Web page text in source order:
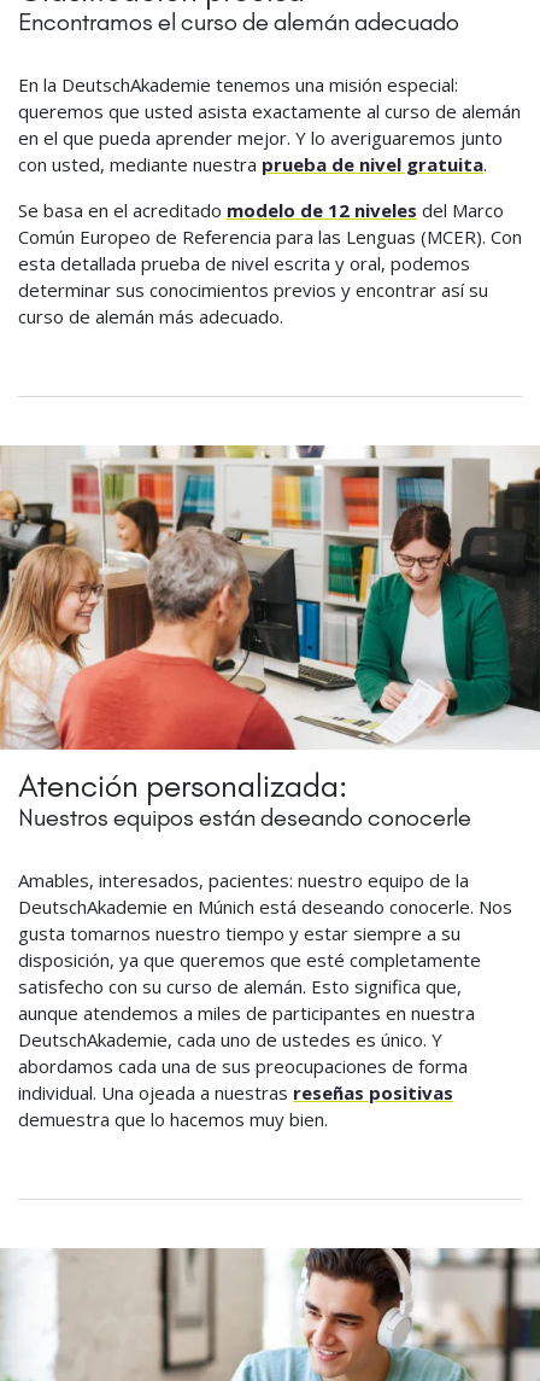
Encontramos el curso de alemán adecuado
En la DeutschAkademie tenemos una misión especial:
queremos que usted asista exactamente al curso de alemán
en el que pueda aprender mejor. Y lo averiguaremos junto
con usted, mediante nuestra prueba de nivel gratuita.
Se basa en el acreditado modelo de 12 niveles del Marco
Común Europeo de Referencia para las Lenguas (MCER). Con
esta detallada prueba de nivel escrita y oral, podemos
determinar sus conocimientos previos y encontrar así su
curso de alemán más adecuado.
Atención personalizada:
Nuestros equipos están deseando conocerle
Amables, interesados, pacientes: nuestro equipo de la
DeutschAkademie en Múnich está deseando conocerle. Nos
gusta tomarnos nuestro tiempo y estar siempre a su
disposición, ya que queremos que esté completamente
satisfecho con su curso de alemán. Esto significa que,
aunque atendemos a miles de participantes en nuestra
DeutschAkademie, cada uno de ustedes es único. Y
abordamos cada una de sus preocupaciones de forma
individual. Una ojeada a nuestras reseñas positivas
demuestra que lo hacemos muy bien.